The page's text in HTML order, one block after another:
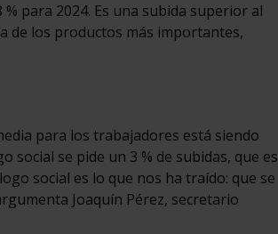
para 2024. Es una subida superior al
de los productos más importantes,
para los trabajadores está siendo
social se pide un 3 % de subidas, que es
social es lo que nos ha traído: que se
Joaquín Pérez, secretario